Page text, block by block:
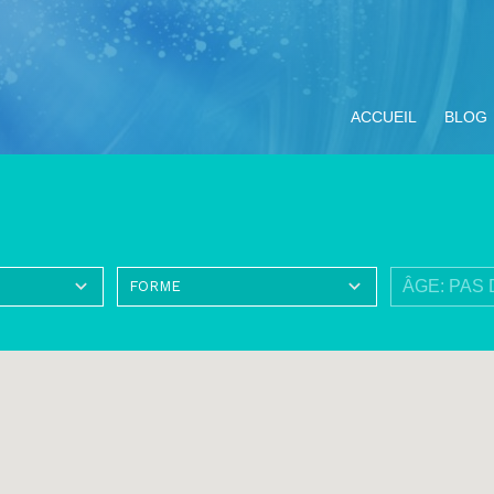
ACCUEIL BLOG
Miracle Eucharistique
Vivre le Jubilé 2025
Nos objectifs TOUS